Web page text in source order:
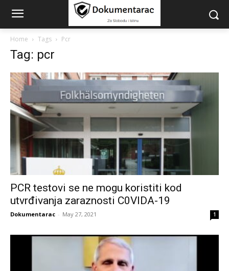
Home Tags Pcr
Tag: pcr
PCR testovi se ne mogu koristiti kod
utvrđivanja zaraznosti C0VIDA-19
Dokumentarac - May 27, 2021 1